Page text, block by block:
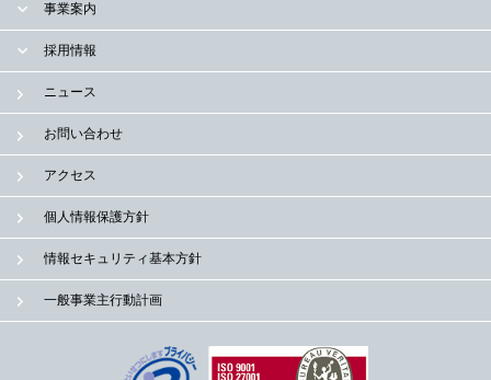
事業案内
採用情報
ニュース
お問い合わせ
アクセス
個人情報保護方針
情報セキュリティ基本方針
一般事業主行動計画